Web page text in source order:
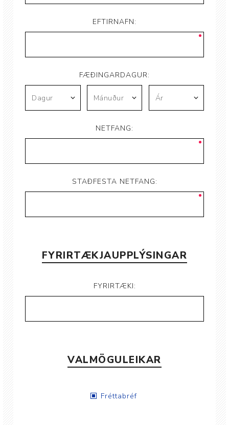
EFTIRNAFN:
FÆÐINGARDAGUR:
NETFANG:
STAÐFESTA NETFANG:
FYRIRTÆKJAUPPLÝSINGAR
FYRIRTÆKI:
VALMÖGULEIKAR
Fréttabréf